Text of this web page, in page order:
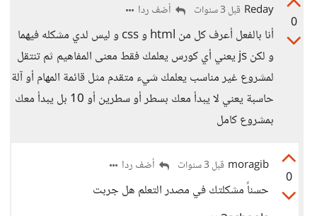
0
Reday قبل 3 سنوات أضف ردا
أنا بالفعل أعرف كل من html و css و ليس لدي مشكله فيهما
و لكن js يعني أي كورس يعلمك فقط معنى المفاهيم ثم تنتقل
لمشروع غير مناسب يعلمك شيء متقدم مثل قائمة المهام أو آلة
حاسبة يعني لا يبدأ معك بسطر أو سطرين أو 10 بل يبدأ معك
بمشروع كامل
0
moragib قبل 3 سنوات أضف ردا
حسناً مشكلتك في مصدر التعلم هل جربت